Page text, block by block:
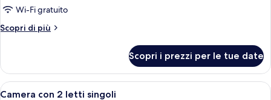
Wi-Fi gratuito
Scopri di più
Altri
singola
Scopri i prezzi per le tue date
Apri
Una cassaforte in camera, una
6
Camera con 2 letti singoli